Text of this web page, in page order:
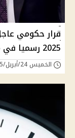
قرار حكومي
2025 رسميا في مصر .. ايه الحكايه
الخميس 24/أبريل/2025 - 12:57 م